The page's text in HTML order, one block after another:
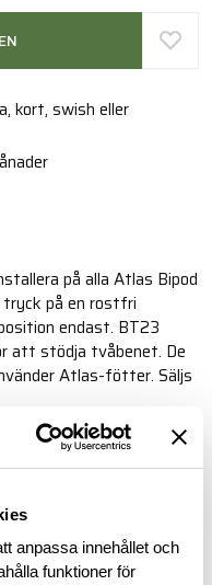
anpassa innehållet och
funktioner för
kort, swish eller
på alla Atlas Bipod
tryck på en rostfri
endast. BT23
att stödja tvåbenet. De
Atlas-fötter. Säljs